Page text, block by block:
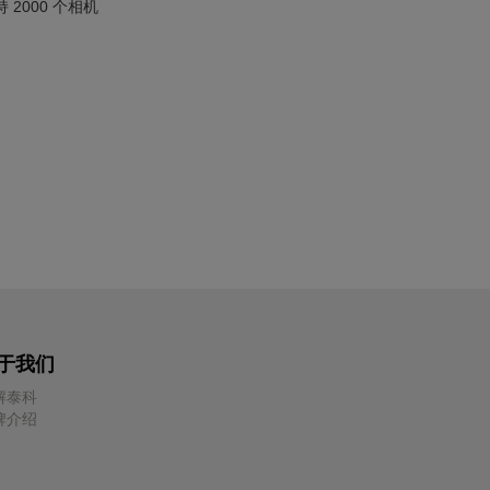
2000 个相机
我们
泰科
介绍